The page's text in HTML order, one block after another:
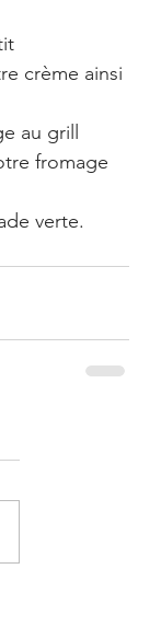
crème ainsi
au grill
fromage
verte.